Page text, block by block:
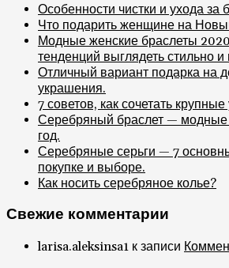
Особенности чистки и ухода за
Что подарить женщине на
Модные женские браслеты
тенденций выглядеть стильно
Отличный вариант подарка на
украшения.
7 советов, как сочетать
Серебряный браслет — модные
год.
Серебряные серьги — 7
покупке и выборе.
Как носить серебряное колье?
Свежие комментарии
larisa.aleksinsa1 к записи